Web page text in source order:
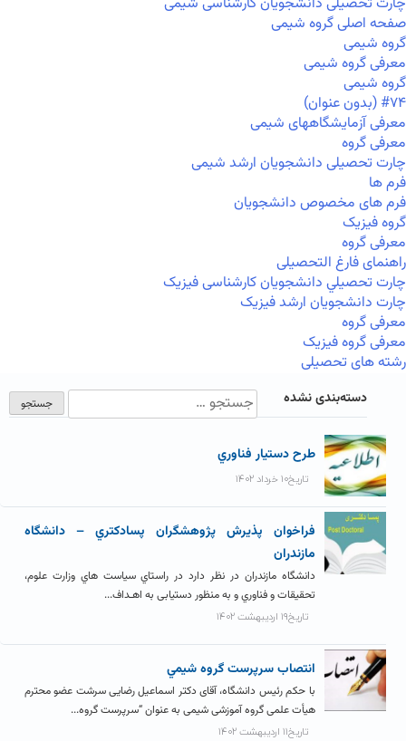
صفحه اصلی گروه شیمی
گروه شیمی
معرفی گروه شیمی
گروه شیمی
#۷۴ (بدون عنوان)
معرفی آزمایشگاههای شیمی
معرفی گروه
چارت تحصیلی دانشجویان ارشد شیمی
فرم ها
فرم های مخصوص دانشجویان
گروه فیزیک
معرفی گروه
راهنمای فارغ التحصیلی
چارت تحصيلي دانشجویان کارشناسی فیزیک
چارت دانشجویان ارشد فیزیک
معرفی گروه
معرفی گروه فیزیک
رشته های تحصیلی
دسته‌بندی نشده
طرح دستيار فناوري
تاریخ۱۰ خرداد ۱۴۰۲
فراخوان پذيرش پژوهشگران پسادکتري – دانشگاه
مازندران
دانشگاه مازندران در نظر دارد در راستاي سیاست هاي وزارت علوم،
تحقیقات و فناوري و به منظور دستیابی به اهـداف...
تاریخ۱۹ اردیبهشت ۱۴۰۲
انتصاب سرپرست گروه شيمي
با حکم رئیس دانشگاه، آقای دکتر اسماعیل رضایی سرشت عضو محترم
هیأت علمی گروه آموزشی شیمی به عنوان “سرپرست گروه...
تاریخ۱۱ اردیبهشت ۱۴۰۲